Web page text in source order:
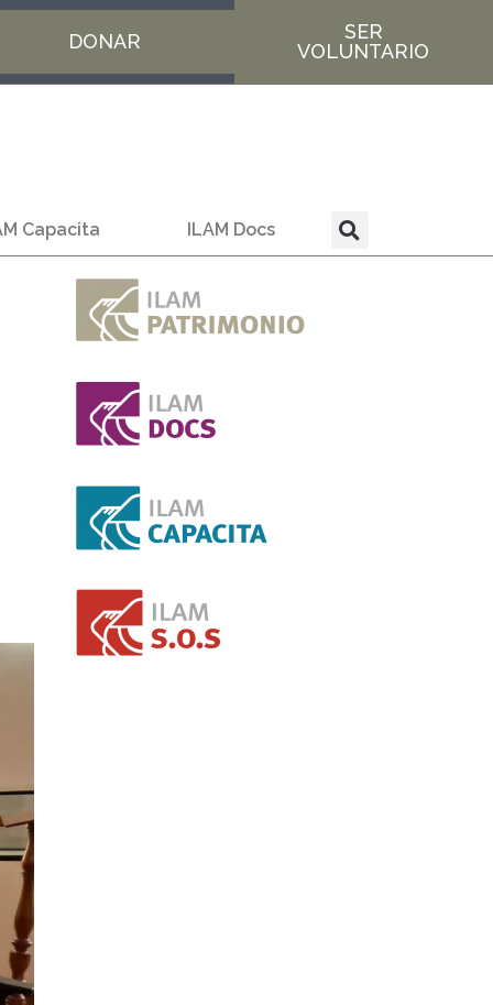
DONAR
SER
VOLUNTARIO
Capacita ILAM Docs